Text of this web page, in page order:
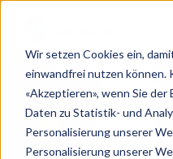
Wir setzen Cookies ein,
einwandfrei nutzen können.
«Akzeptieren», wenn Sie
Daten zu Statistik- und
Personalisierung unserer
Personalisierung unserer